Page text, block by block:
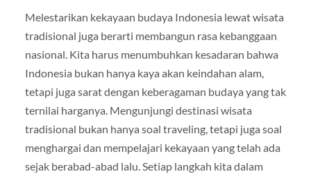
Melestarikan kekayaan budaya Indonesia lewat wisata
tradisional juga berarti membangun rasa kebanggaan
nasional. Kita harus menumbuhkan kesadaran bahwa
Indonesia bukan hanya kaya akan keindahan alam,
tetapi juga sarat dengan keberagaman budaya yang tak
ternilai harganya. Mengunjungi destinasi wisata
tradisional bukan hanya soal traveling, tetapi juga soal
menghargai dan mempelajari kekayaan yang telah ada
sejak berabad-abad lalu. Setiap langkah kita dalam